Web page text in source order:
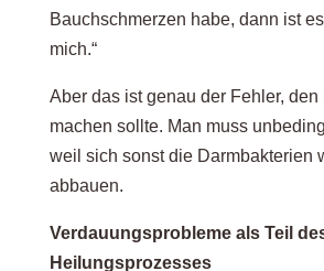
Bauchschmerzen habe, dann ist
mich.“
Aber das ist genau der Fehler, den
machen sollte. Man muss
weil sich sonst die Darmbakterien
abbauen.
Verdauungsprobleme als Teil
Heilungsprozesses